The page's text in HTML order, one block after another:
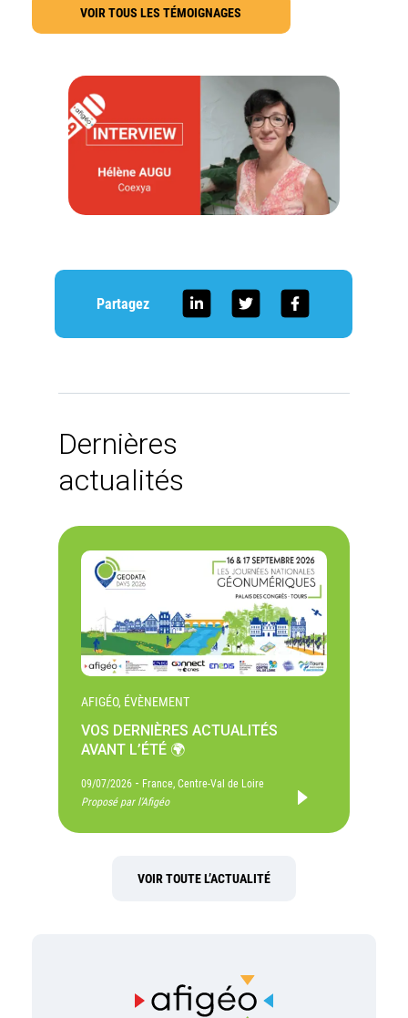
VOIR TOUS LES TÉMOIGNAGES
Partagez
Dernières
actualités
AFIGÉO, ÉVÈNEMENT
VOS DERNIÈRES ACTUALITÉS
AVANT L’ÉTÉ 🌍
09/07/2026 - France, Centre-Val de Loire
Proposé par l'Afigéo
VOIR TOUTE L’ACTUALITÉ